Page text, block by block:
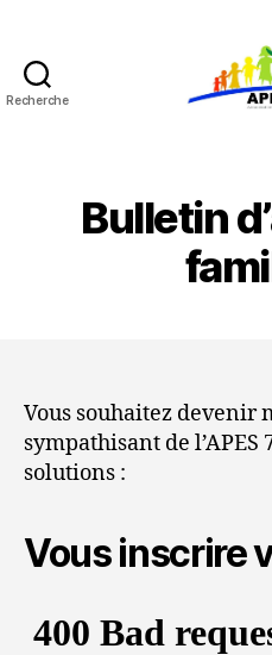
Recherche
Bulletin
Vous souhaitez devenir
sympathisant de l’APES
solutions :
Vous inscrire